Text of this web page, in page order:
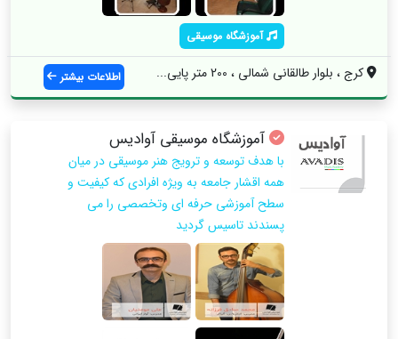
آموزشگاه موسیقی
کرج ، بلوار طالقانی شمالی ، 200 متر پایی... اطلاعات بیشتر
آموزشگاه موسیقی آوادیس
با هدف توسعه و ترویج هنر موسیقی در میان
همه اقشار جامعه به ویژه افرادی که کیفیت و
سطح آموزشی حرفه ای وتخصصی را می
پسندند تاسیس گردید